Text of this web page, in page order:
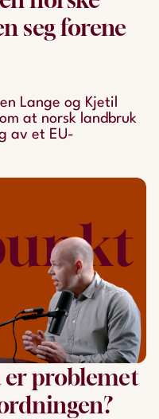
seg forene
Lange og Kjetil
at norsk landbruk
av et EU-
er problemet